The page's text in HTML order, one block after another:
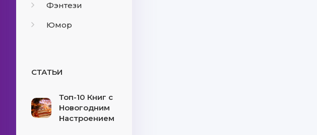
Фэнтези
Юмор
СТАТЬИ
Топ-10 Книг с
Новогодним
Настроением